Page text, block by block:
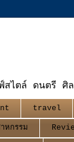
สไตล์ ดนตรี
travel
หกรรม